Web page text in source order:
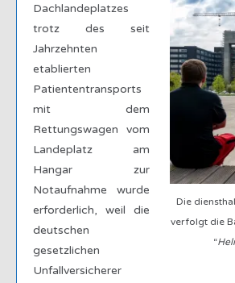
Die
verfolgt die
“
Dachlandeplatzes
trotz des seit
Jahrzehnten
etablierten
Patiententransports
mit dem
Rettungswagen vom
Landeplatz am
Hangar zur
Notaufnahme wurde
erforderlich, weil die
deutschen
gesetzlichen
Unfallversicherer